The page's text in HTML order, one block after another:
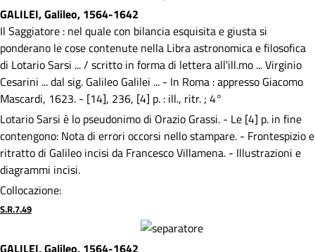
GALILEI, Galileo, 1564-1642
Il Saggiatore : nel quale con bilancia esquisita e giusta si
ponderano le cose contenute nella Libra astronomica e filosofica
di Lotario Sarsi ... / scritto in forma di lettera all'ill.mo ... Virginio
Cesarini ... dal sig. Galileo Galilei ... - In Roma : appresso Giacomo
Mascardi, 1623. - [14], 236, [4] p. : ill., ritr. ; 4°
Lotario Sarsi è lo pseudonimo di Orazio Grassi. - Le [4] p. in fine
contengono: Nota di errori occorsi nello stampare. - Frontespizio e
ritratto di Galileo incisi da Francesco Villamena. - Illustrazioni e
diagrammi incisi.
Collocazione:
S.R.7.49
GALILEI, Galileo, 1564-1642